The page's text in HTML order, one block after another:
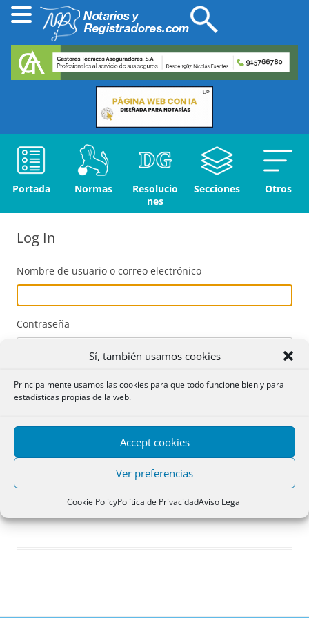
Sí, también usamos cookies
Principalmente usamos las cookies para que todo funcione bien y para
estadísticas propias de la web.
Accept cookies
Ver preferencias
Cookie PolicyPolítica de PrivacidadAviso Legal
Portada Normas
Resolucio
nes
Secciones Otros
Log In
Nombre de usuario o correo electrónico
Contraseña
Acceder
Registro
¿Has olvidado tu contraseña?